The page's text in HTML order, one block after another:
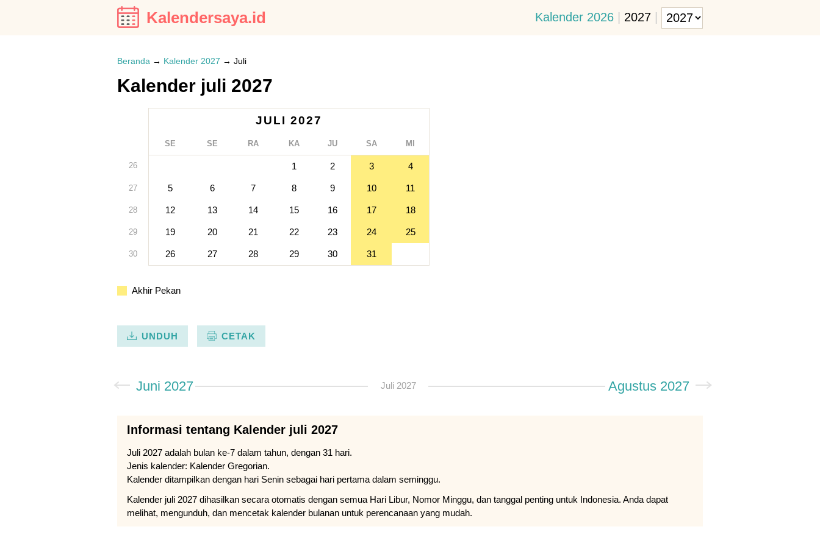
Kalendersaya.id Kalender 2026 | 2027 |
Beranda → Kalender 2027 → Juli
Kalender juli 2027
JULI 2027
SE SE RA KA JU SA MI
26 1 2 3 4
27 5 6 7 8 9 10 11
28 12 13 14 15 16 17 18
29 19 20 21 22 23 24 25
30 26 27 28 29 30 31
Akhir Pekan
UNDUH CETAK
Juni 2027 Juli 2027 Agustus 2027
Informasi tentang Kalender juli 2027
Juli 2027 adalah bulan ke-7 dalam tahun, dengan 31 hari.
Jenis kalender: Kalender Gregorian.
Kalender ditampilkan dengan hari Senin sebagai hari pertama dalam seminggu.
Kalender juli 2027 dihasilkan secara otomatis dengan semua Hari Libur, Nomor Minggu, dan tanggal penting untuk Indonesia. Anda dapat
melihat, mengunduh, dan mencetak kalender bulanan untuk perencanaan yang mudah.